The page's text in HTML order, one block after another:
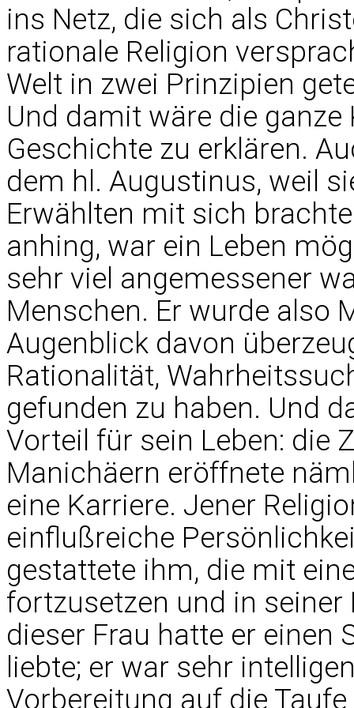
ins Netz, die sich als
rationale Religion
Welt in zwei Prinzipien
Und damit wäre die
Geschichte zu erklären.
dem hl. Augustinus, weil
Erwählten mit sich
anhing, war ein Leben
sehr viel angemessener
Menschen. Er wurde also
Augenblick davon
Rationalität,
gefunden zu haben. Und
Vorteil für sein Leben: die
Manichäern eröffnete
eine Karriere. Jener
einflußreiche
gestattete ihm, die mit
fortzusetzen und in
dieser Frau hatte er einen
liebte; er war sehr
Vorbereitung auf die